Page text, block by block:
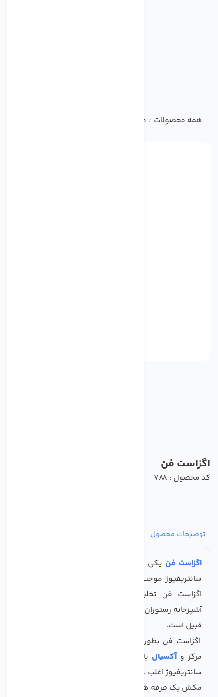
همه محصولات / متفرقه
اگزاست فن
کد محصول : 788
توضیحات محصول
اگزاست فن یکی از انواع فن هایی است که با مکانیزم
سانتریفیوژ موجب اگزاست هوا می‌گردد، وظیفه اصلی
اگزاست فن تخلیه هوای محیط، دود و گرمای هود
آشپزخانه رستوران، کارگاه، گرد چوب، رنگ و مواردی از این
قبیل است.
اگزاست فن بطور کل به دو دسته سانترفیوژ یا گریز از
مرکز وآکسیال یا محوری تقسیم می‌شوند. اگزاست فن
سانتریفیوژ اغلب شامل هواکش هایی با ساختار حلزونی و
مکش یک طرفه هستند.